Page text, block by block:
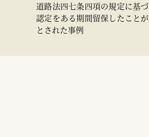
道路法四七条四項の規定に基
認定をある期間留保したこと
とされた事例